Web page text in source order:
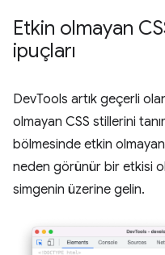
Etkin olmayan
ipuçları
DevTools artık geçerli
olmayan CSS stillerini
bölmesinde etkin olmayan
neden görünür bir etkisi
simgenin üzerine gelin.